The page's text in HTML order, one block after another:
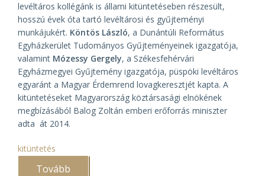
levéltáros kollégánk is állami kitüntetéseben részesült,
hosszú évek óta tartó levéltárosi és gyűjteményi
munkájukért. Köntös László, a Dunántúli Református
Egyházkerület Tudományos Gyűjteményeinek igazgatója,
valamint Mózessy Gergely, a Székesfehérvári
Egyházmegyei Gyűjtemény igazgatója, püspöki levéltáros
egyaránt a Magyar Érdemrend lovagkeresztjét kapta. A
kitüntetéseket Magyarország köztársasági elnökének
megbízásából Balog Zoltán emberi erőforrás miniszter
adta át 2014.
kitüntetés
Tovább